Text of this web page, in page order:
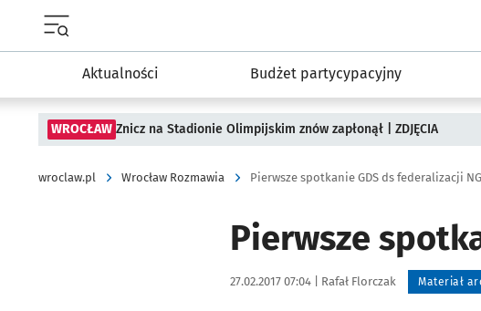
Aktualności Budżet partycypacyjny
WROCŁAW Znicz na Stadionie Olimpijskim znów zapłonął | ZDJĘCIA
wroclaw.pl Wrocław Rozmawia Pierwsze spotkanie GDS ds federalizacji
Pierwsze
Data publikacji:
27.02.2017 07:04 | Autor:
Rafał Florczak Materiał